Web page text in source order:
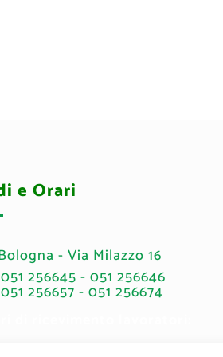
e Orari
- Via Milazzo 16
051 256645 - 051 256646
051 256657 - 051 256674